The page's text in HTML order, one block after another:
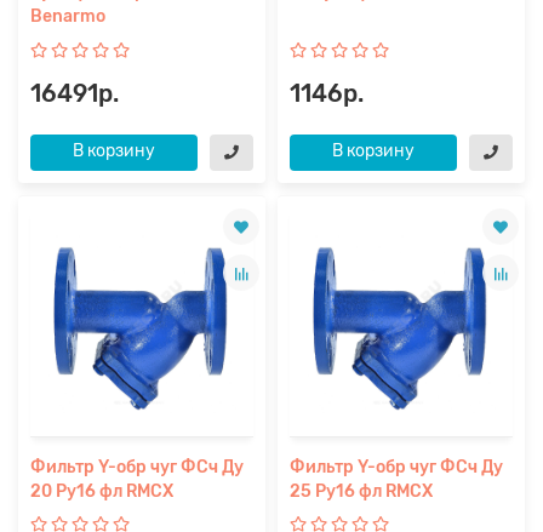
Benarmo
16491р.
В корзину
1146р.
В корзину
Фильтр Y-обр чуг ФСч Ду
20 Ру16 фл RMCX
Фильтр Y-обр чуг ФСч Ду
25 Ру16 фл RMCX